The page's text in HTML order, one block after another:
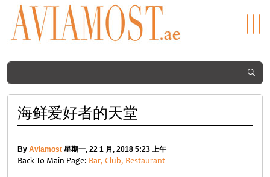
海鲜爱好者的天堂
By Aviamost 星期一, 22 1 月, 2018 5:23 上午
Back To Main Page: Bar, Club, Restaurant